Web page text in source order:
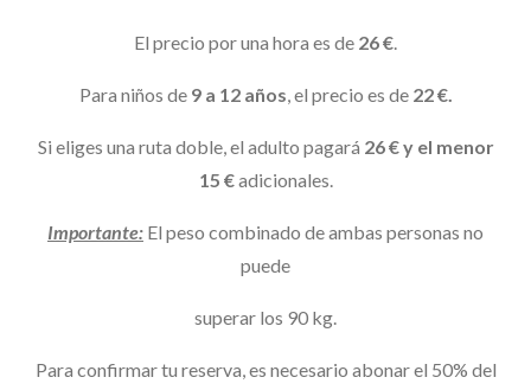
El precio por una hora es de 26 €.
Para niños de9 a 12 años, el precio es de 22 €.
Si eliges una ruta doble, el adulto pagará 26 € y el menor
15 €adicionales.
Importante: El peso combinado de ambas personas no
puede
superar los 90 kg.
Para confirmar tu reserva, es necesario abonar el 50% del